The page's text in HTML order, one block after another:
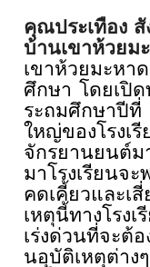
คุณประเทือง สั
บ้านเขาห้วยม
เขาห้วยมะหาด
ศึกษา โดยเปิ
ระถมศึกษาปีที่
ใหญ่ของโรงเรี
จักรยานยนต์ม
มาโรงเรียนจะ
คดเคี้ยวและเ
เหตุนี้ทางโรงเ
เร่งด่วนที่จะต้อ
นอุบัติเหตุต่าง